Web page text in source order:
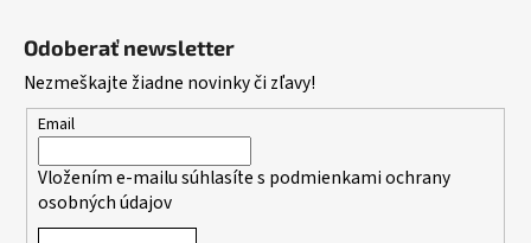
Odoberať newsletter
Nezmeškajte žiadne novinky či zľavy!
Email
Vložením e-mailu súhlasíte s podmienkami ochrany
osobných údajov